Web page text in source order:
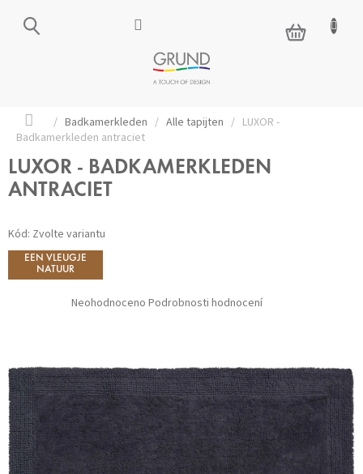
NÁKUPNÍ
KOŠÍK
Domů
/ Badkamerkleden / Alle tapijten / LUXOR -
Badkamerkleden antraciet
LUXOR - BADKAMERKLEDEN
ANTRACIET
Kód: Zvolte variantu
EEN VLEUGJE
NATUUR
Průměrné
hodnocení
Neohodnoceno Podrobnosti hodnocení